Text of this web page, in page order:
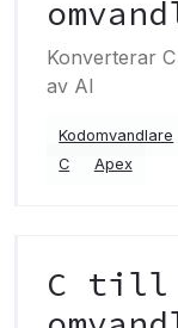
Konverterar
av AI
Kodomvandlare
C
Apex
C till